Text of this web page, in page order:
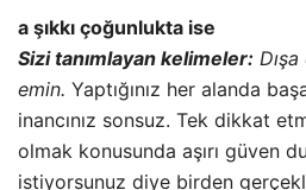
a şıkkı çoğunlukta ise
Sizi tanımlayan kelimeler:
emin. Yaptığınız her alanda
inancınız sonsuz. Tek dikkat
olmak konusunda aşırı güven
istiyorsunuz diye birden